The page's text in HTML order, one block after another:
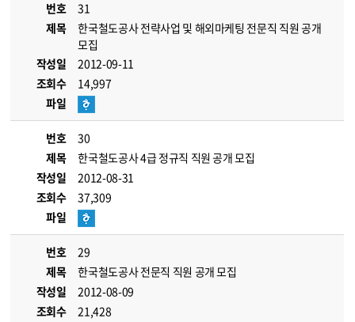
번호
31
제목
한국철도공사 전략사업 및 해외마케팅 전문직 직원 공개
모집
작성일
2012-09-11
조회수
14,997
파일
번호
30
제목
한국철도공사 4급 정규직 직원 공개 모집
작성일
2012-08-31
조회수
37,309
파일
번호
29
제목
한국철도공사 전문직 직원 공개 모집
작성일
2012-08-09
조회수
21,428